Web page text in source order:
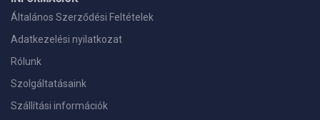
Általános Szerződési Feltételek
Adatkezelési nyilatkozat
Rólunk
Szolgáltatásaink
Szállítási információk